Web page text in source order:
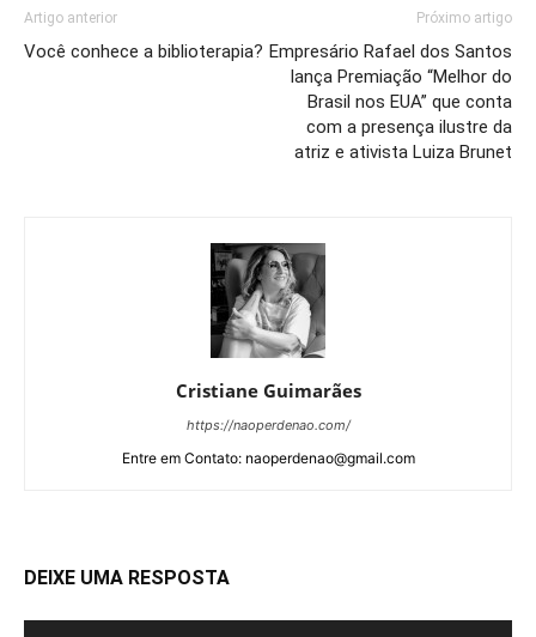
Artigo anterior
Você conhece a biblioterapia?
Próximo artigo
Empresário Rafael dos Santos
lança Premiação “Melhor do
Brasil nos EUA” que conta
com a presença ilustre da
atriz e ativista Luiza Brunet
Cristiane Guimarães
https://naoperdenao.com/
Entre em Contato: naoperdenao@gmail.com
DEIXE UMA RESPOSTA